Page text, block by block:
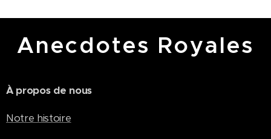
Anecdotes Royales
À propos de nous
Notre histoire